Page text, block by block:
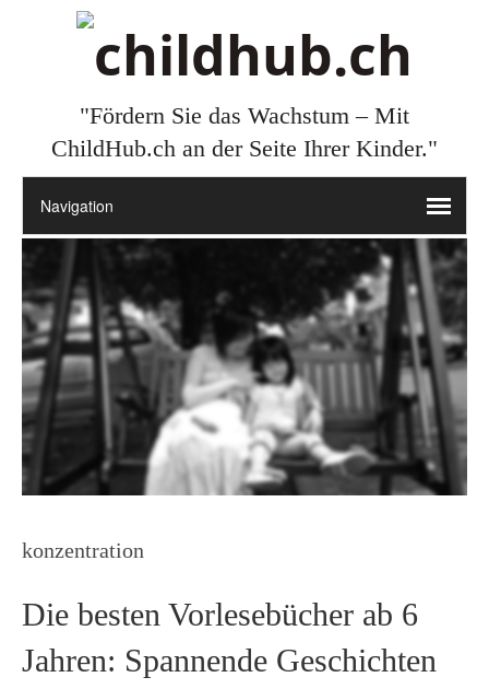
"Fördern Sie das Wachstum – Mit
ChildHub.ch an der Seite Ihrer Kinder."
konzentration
Die besten Vorlesebücher ab 6
Jahren: Spannende Geschichten